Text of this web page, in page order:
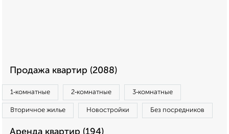
Продажа квартир (2088)
1‑комнатные 2‑комнатные 3‑комнатные
Вторичное жилье Новостройки Без посредников
Аренда квартир (194)